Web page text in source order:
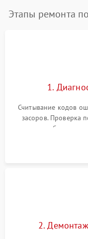
воды
Проблемы с
Этапы ремонта
1.
Считывание кодов
засоров. Проверка
жалоб на
2.